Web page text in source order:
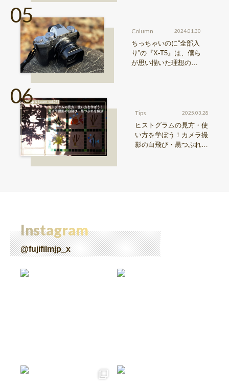
Column 2024.01.30
ちっちゃいのに“全部入
り”の『X-T5』は、僕ら
が思い描いた理想の写
Tips 2025.03.28
ヒストグラムの見方・使
い方を学ぼう！カメラ撮
影の白飛び・黒つぶれを
Instagram
@fujifilmjp_x